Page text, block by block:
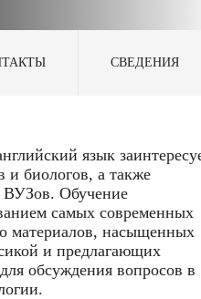
СВЕДЕНИЯ
язык
биологов, а также
ВУЗов. Обучение
самых современных
материалов, насыщенных
и предлагающих
обсуждения вопросов в